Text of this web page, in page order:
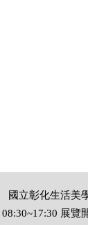
國立彰化生活美
展覽